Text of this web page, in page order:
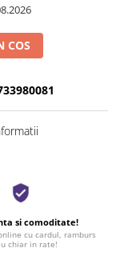
COS
si comoditate!
cu cardul, ramburs
chiar in rate!